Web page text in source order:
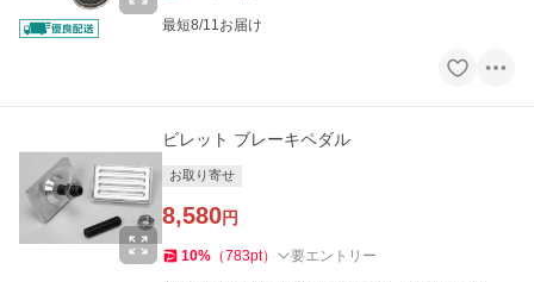
最短8/11お届け
ビレット ブレーキペダル
お取り寄せ
8,580円
10% （783pt） 要エントリー